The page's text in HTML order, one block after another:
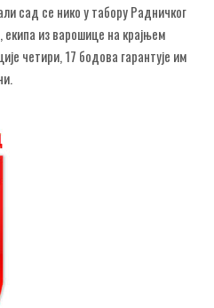
сад се нико у табору Радничког
из варошице на крајњем
четири, 17 бодова гарантује им